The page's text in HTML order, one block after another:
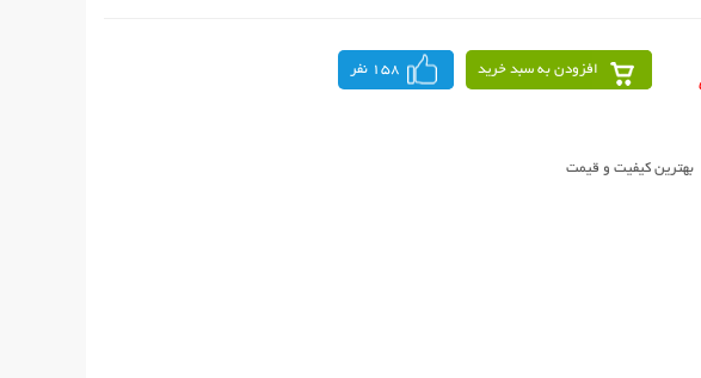
افزودن به سبد خرید 158 نفر
بهترین کیفیت و قیمت